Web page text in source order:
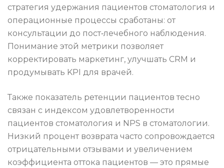
стратегия удержания пациентов стоматология и
операционные процессы сработаны: от
консультации до пост‑лечебного наблюдения.
Понимание этой метрики позволяет
корректировать маркетинг, улучшать CRM и
продумывать KPI для врачей.
Также показатель ретенции пациентов тесно
связан с индексом удовлетворенности
пациентов стоматология и NPS в стоматологии.
Низкий процент возврата часто сопровождается
отрицательными отзывами и увеличением
коэффициента оттока пациентов — это прямые